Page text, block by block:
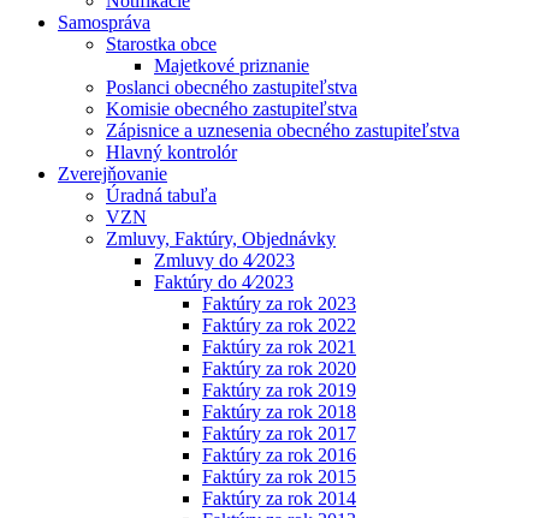
Samospráva
Starostka obce
Majetkové priznanie
Poslanci obecného zastupiteľstva
Komisie obecného zastupiteľstva
Zápisnice a uznesenia obecného zastupiteľstva
Hlavný kontrolór
Zverejňovanie
Úradná tabuľa
VZN
Zmluvy, Faktúry, Objednávky
Zmluvy do 4⁄2023
Faktúry do 4⁄2023
Faktúry za rok 2023
Faktúry za rok 2022
Faktúry za rok 2021
Faktúry za rok 2020
Faktúry za rok 2019
Faktúry za rok 2018
Faktúry za rok 2017
Faktúry za rok 2016
Faktúry za rok 2015
Faktúry za rok 2014